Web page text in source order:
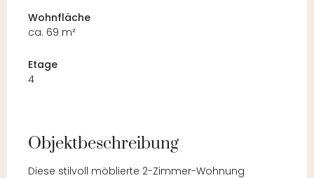
Wohnfläche
ca. 69 m²
Etage
4
Objektbeschreibung
Diese stilvoll möblierte 2-Zimmer-Wohnung